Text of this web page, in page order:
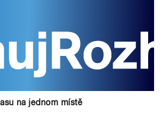
na jednom místě